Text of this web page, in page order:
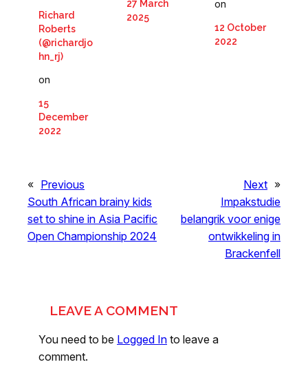
Richard
Roberts
(@richardjo
hn_rj)
on
15
December
2022
27 March
2025
on
12 October
2022
« Previous
South African brainy kids
set to shine in Asia Pacific
Open Championship 2024
Next »
Impakstudie
belangrik voor enige
ontwikkeling in
Brackenfell
LEAVE A COMMENT
You need to be Logged In to leave a
comment.